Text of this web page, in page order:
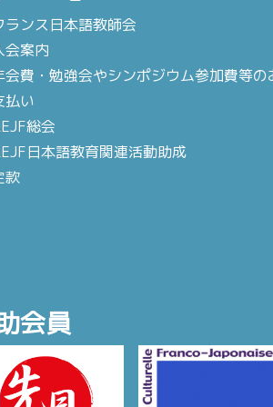
ランス日本語教師会
会案内
会費・勉強会やシンポジウム参加費等の
払い
総会
日本語教育関連活動助成
款
会員